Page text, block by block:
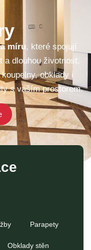
míru, které spojují
a dlouhou životnost.
obklady i
s vaším prostorem.
Parapety
Obklady stěn